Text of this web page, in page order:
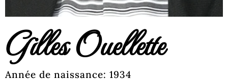
Gilles Ouellette
Année de naissance: 1934